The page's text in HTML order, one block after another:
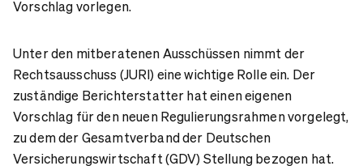
Vorschlag vorlegen.
Unter den mitberatenen Ausschüssen nimmt der
Rechtsausschuss (JURI) eine wichtige Rolle ein. Der
zuständige Berichterstatter hat einen eigenen
Vorschlag für den neuen Regulierungsrahmen vorgelegt,
zu dem der Gesamtverband der Deutschen
Versicherungswirtschaft (GDV) Stellung bezogen hat.